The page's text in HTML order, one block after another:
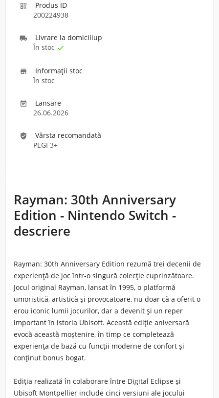

Produs ID
200224938
 Livrare la domiciliup
În stoc 

Informaţii stoc
În stoc

Lansare
26.06.2026
verified_user
Vârsta recomandată
PEGI 3+
Rayman: 30th Anniversary
Edition - Nintendo Switch -
descriere
Rayman: 30th Anniversary Edition rezumă trei decenii de
experiență de joc într-o singură colecție cuprinzătoare.
Jocul original Rayman, lansat în 1995, o platformă
umoristică, artistică și provocatoare, nu doar că a oferit o
erou iconic lumii jocurilor, dar a devenit și un reper
important în istoria Ubisoft. Această ediție aniversară
evocă această moștenire, în timp ce completează
experiența de bază cu funcții moderne de confort și
conținut bonus bogat.
Ediția realizată în colaborare între Digital Eclipse și
Ubisoft Montpellier include cinci versiuni ale jocului